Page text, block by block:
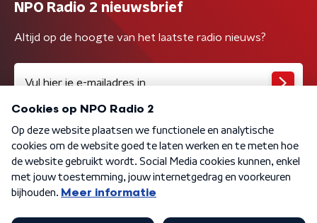
NPO Radio 2 nieuwsbrief
Altijd op de hoogte van het laatste radio nieuws?
Algemene voorwaarden Privacybeleid